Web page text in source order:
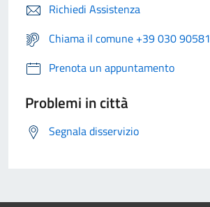
Richiedi Assistenza
Chiama il comune +39 030 90581
Prenota un appuntamento
Problemi in città
Segnala disservizio